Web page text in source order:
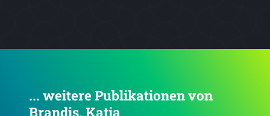
... weitere Publikationen von
Brandis, Katja